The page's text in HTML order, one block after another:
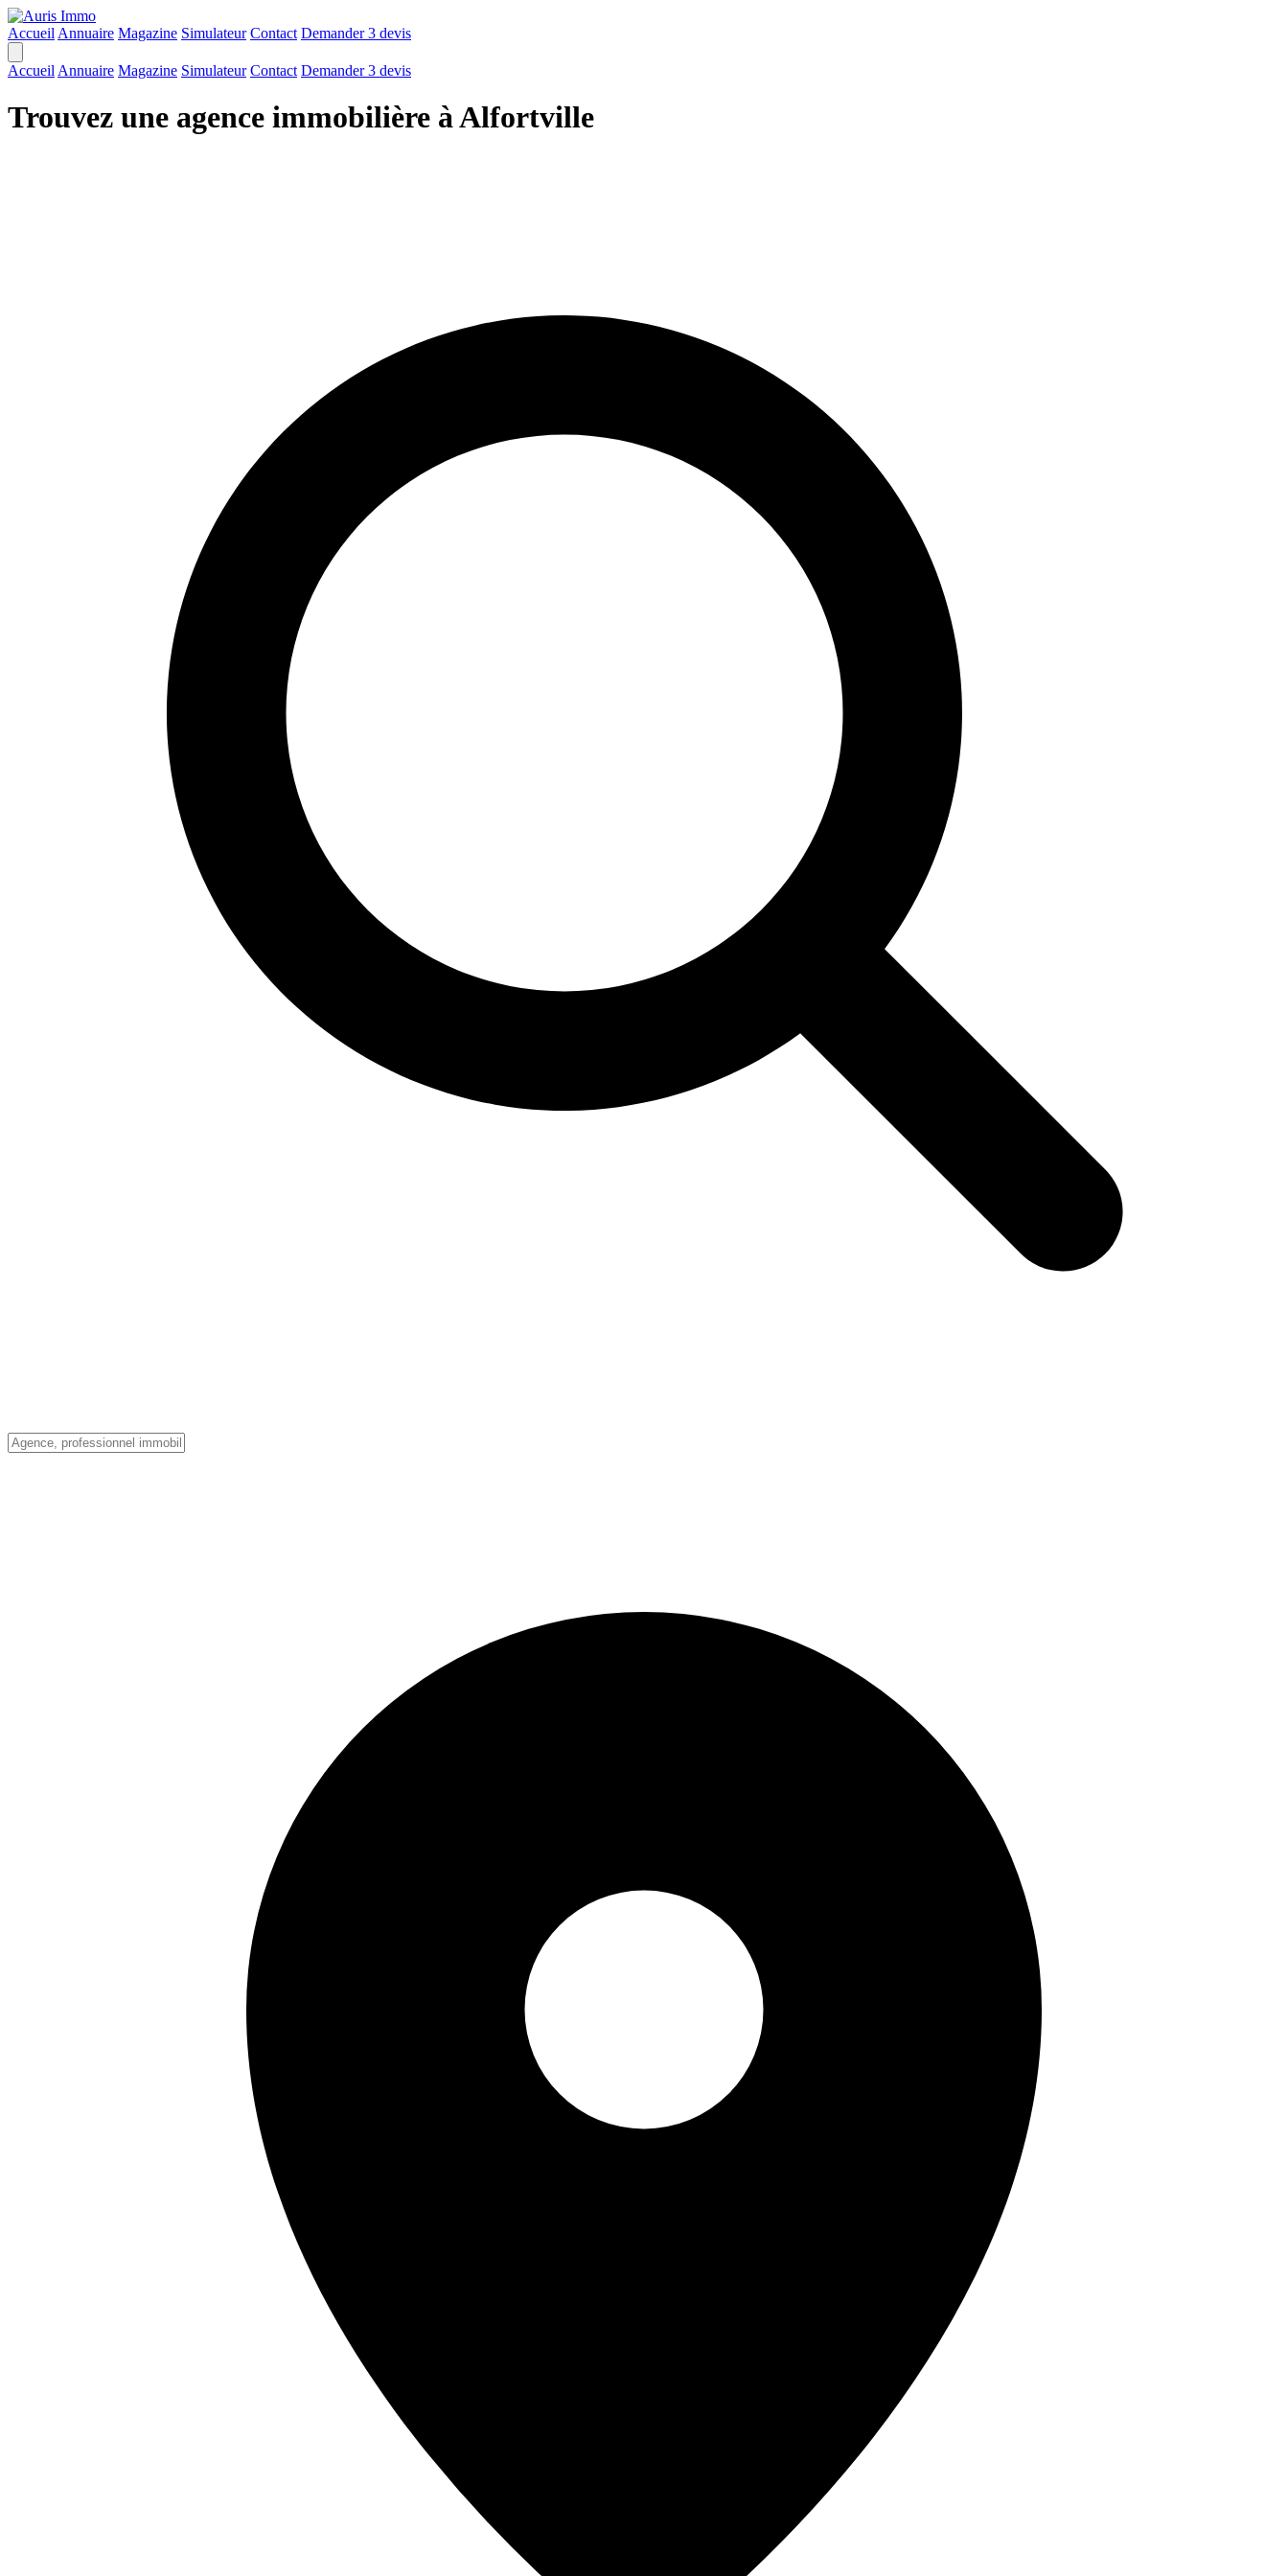
Accueil Annuaire Magazine Simulateur Contact Demander 3 devis
Accueil Annuaire Magazine Simulateur Contact Demander 3 devis
Trouvez une agence immobilière à Alfortville